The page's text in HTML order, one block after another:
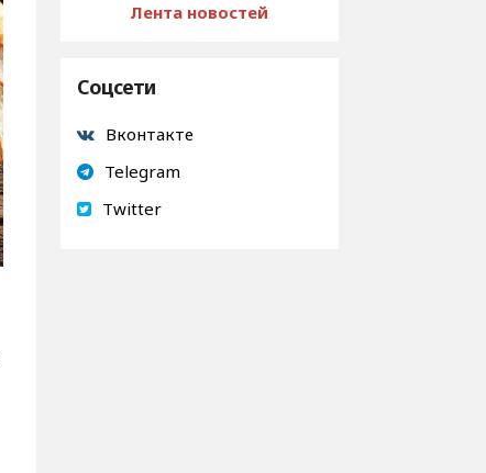
Лента новостей
Соцсети
Вконтакте
Telegram
Twitter